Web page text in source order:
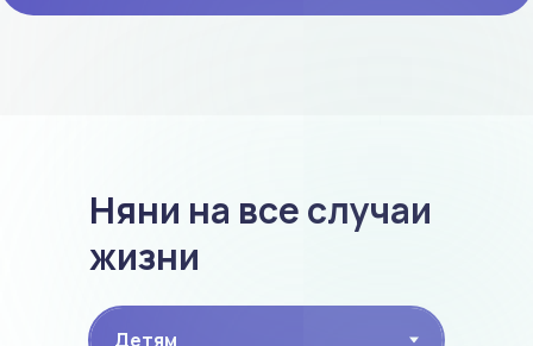
Няни на все случаи
жизни
работы, отдыха или неотложных
дел -- ребёнок в этом время под